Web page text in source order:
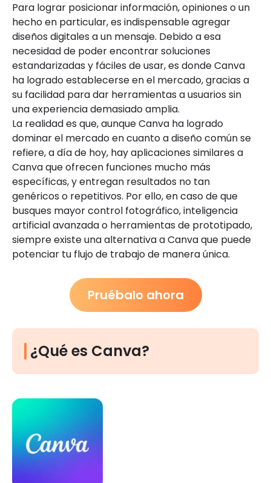
Para lograr posicionar información, opiniones o un
hecho en particular, es indispensable agregar
diseños digitales a un mensaje. Debido a esa
necesidad de poder encontrar soluciones
estandarizadas y fáciles de usar, es donde Canva
ha logrado establecerse en el mercado, gracias a
su facilidad para dar herramientas a usuarios sin
una experiencia demasiado amplia.
La realidad es que, aunque Canva ha logrado
dominar el mercado en cuanto a diseño común se
refiere, a día de hoy, hay aplicaciones similares a
Canva que ofrecen funciones mucho más
específicas, y entregan resultados no tan
genéricos o repetitivos. Por ello, en caso de que
busques mayor control fotográfico, inteligencia
artificial avanzada o herramientas de prototipado,
siempre existe una alternativa a Canva que puede
potenciar tu flujo de trabajo de manera única.
Pruébalo ahora
¿Qué es Canva?